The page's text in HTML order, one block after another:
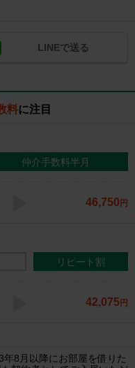
LINEで送る
料に注目
仲介手数料半月
46,750 円
リピート割
42,075円
年8月以降にお部屋を借りた